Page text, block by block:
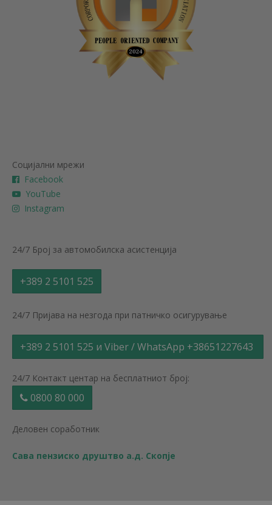
Социјални мрежи
Facebook
YouTube
Instagram
24/7 Број за автомобилска асистенција
+389 2 5101 525
24/7 Пријава на незгода при патничко осигурување
+389 2 5101 525 и Viber / WhatsApp +38651227643
24/7 Контакт центар на бесплатниот број:
0800 80 000
Деловен соработник
Сава пензиско друштво а.д. Скопје